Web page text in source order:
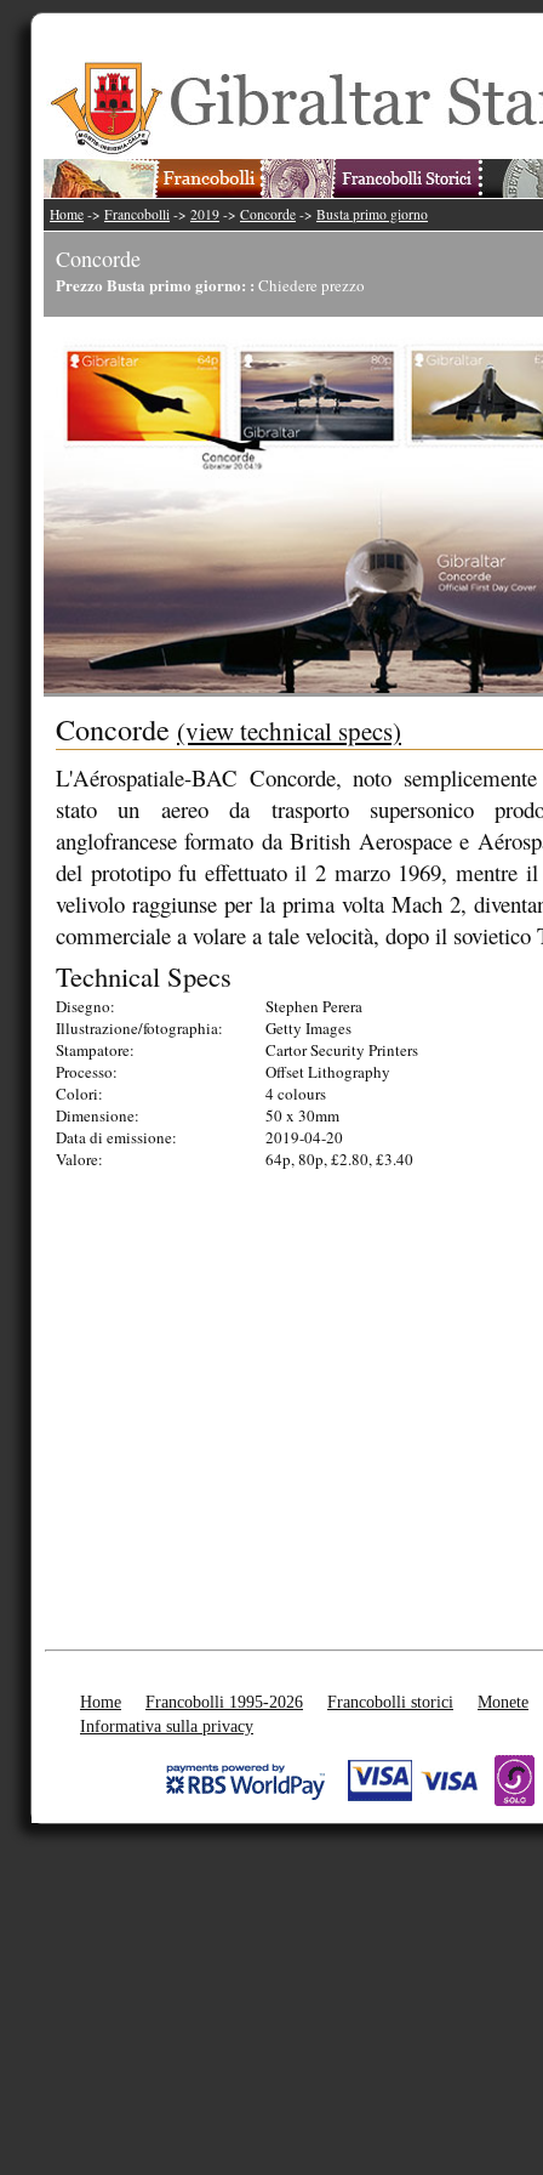
Home -> Francobolli -> 2019 -> Concorde -> Busta primo giorno
Concorde
Prezzo Busta primo giorno: : Chiedere prezzo
Concorde (view technical specs)
L'Aérospatiale-BAC Concorde, noto
stato un aereo da trasporto supersonico
anglofrancese formato da British Aerospace e
del prototipo fu effettuato il 2 marzo 1969, mentre
velivolo raggiunse per la prima volta Mach 2,
commerciale a volare a tale velocità, dopo il sovietico
Technical Specs
Disegno:
Stephen Perera
Illustrazione/fotographia:
Getty Images
Stampatore:
Cartor Security Printers
Processo:
Offset Lithography
Colori:
4 colours
Dimensione:
50 x 30mm
Data di emissione:
2019-04-20
Valore:
64p, 80p, £2.80, £3.40
Home Francobolli 1995-2026 Francobolli storici
Monete
Informativa sulla privacy